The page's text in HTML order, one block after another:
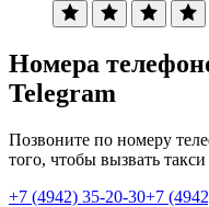
Номера
Telegram
Позвоните по номеру
того, чтобы вызвать
+7 (4942) 35-20-30+7